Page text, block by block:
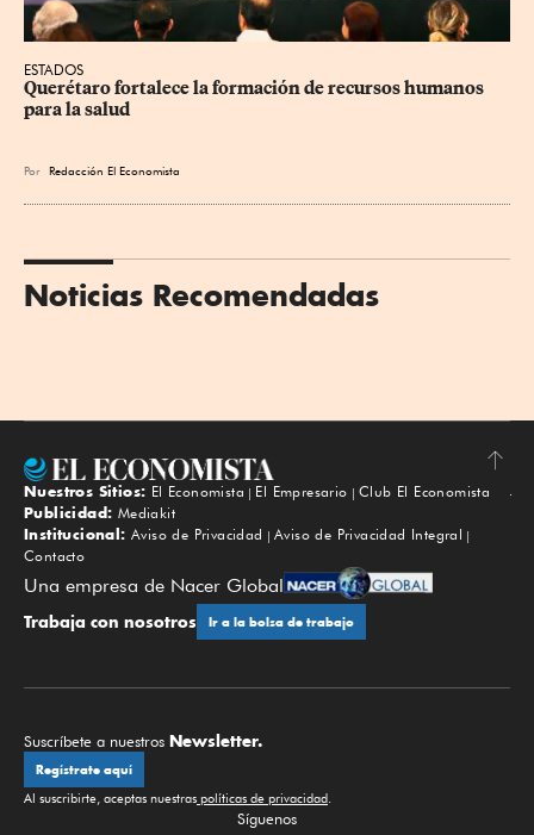
ESTADOS
Querétaro fortalece la formación de recursos humanos
para la salud
Por Redacción El Economista
Noticias Recomendadas
Subir
Nuestros Sitios: El Economista El Empresario
Club El Economista
Publicidad: Mediakit
Institucional: Aviso de Privacidad
Aviso de Privacidad Integral
Contacto
Una empresa de Nacer Global
Trabaja con nosotros Ir a la bolsa de trabajo
Suscríbete a nuestros Newsletter.
Regístrate aquí
Al suscribirte, aceptas nuestras políticas de privacidad.
Síguenos